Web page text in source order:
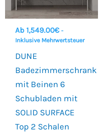
Ab 1,549.00€ -
Inklusive Mehrwertsteuer
DUNE
Badezimmerschrank
mit Beinen 6
Schubladen mit
SOLID SURFACE
Top 2 Schalen